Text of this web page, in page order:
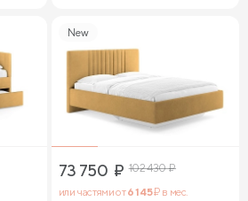
New
73 750 ₽ 102 430₽
или частями от6 145₽ в мес.